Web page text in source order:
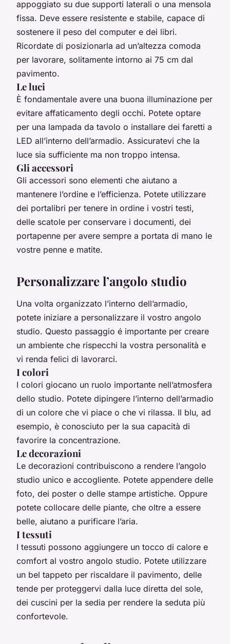
appoggiato su due supporti laterali o una mensola
fissa. Deve essere resistente e stabile, capace di
sostenere il peso del computer e dei libri.
Ricordate di posizionarla ad un’altezza comoda
per lavorare, solitamente intorno ai 75 cm dal
pavimento.
Le luci
È fondamentale avere una buona illuminazione per
evitare affaticamento degli occhi. Potete optare
per una lampada da tavolo o installare dei faretti a
LED all’interno dell’armadio. Assicuratevi che la
luce sia sufficiente ma non troppo intensa.
Gli accessori
Gli accessori sono elementi che aiutano a
mantenere l’ordine e l’efficienza. Potete utilizzare
dei portalibri per tenere in ordine i vostri testi,
delle scatole per conservare i documenti, dei
portapenne per avere sempre a portata di mano le
vostre penne e matite.
Personalizzare l’angolo studio
Una volta organizzato l’interno dell’armadio,
potete iniziare a personalizzare il vostro angolo
studio. Questo passaggio é importante per creare
un ambiente che rispecchi la vostra personalità e
vi renda felici di lavorarci.
I colori
I colori giocano un ruolo importante nell’atmosfera
dello studio. Potete dipingere l’interno dell’armadio
di un colore che vi piace o che vi rilassa. Il blu, ad
esempio, è conosciuto per la sua capacità di
favorire la concentrazione.
Le decorazioni
Le decorazioni contribuiscono a rendere l’angolo
studio unico e accogliente. Potete appendere delle
foto, dei poster o delle stampe artistiche. Oppure
potete collocare delle piante, che oltre a essere
belle, aiutano a purificare l’aria.
I tessuti
I tessuti possono aggiungere un tocco di calore e
comfort al vostro angolo studio. Potete utilizzare
un bel tappeto per riscaldare il pavimento, delle
tende per proteggervi dalla luce diretta del sole,
dei cuscini per la sedia per rendere la seduta più
confortevole.